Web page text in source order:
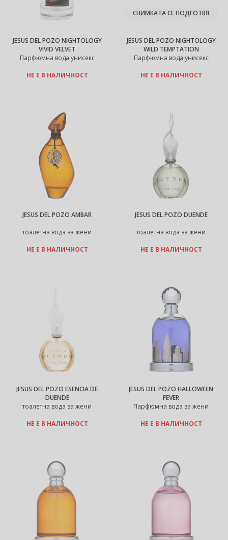
JESUS DEL POZO NIGHTOLOGY
VIVID VELVET
Парфюмна вода унисекс
НЕ Е В НАЛИЧНОСТ
JESUS DEL POZO NIGHTOLOGY
WILD TEMPTATION
Парфюмна вода унисекс
СНИМКАТА СЕ ПОДГОТВЯ
НЕ Е В НАЛИЧНОСТ
JESUS DEL POZO AMBAR
тоалетна вода за жени
НЕ Е В НАЛИЧНОСТ
JESUS DEL POZO DUENDE
тоалетна вода за жени
НЕ Е В НАЛИЧНОСТ
JESUS DEL POZO ESENCIA DE
DUENDE
тоалетна вода за жени
НЕ Е В НАЛИЧНОСТ
JESUS DEL POZO HALLOWEEN
FEVER
Парфюмна вода за жени
НЕ Е В НАЛИЧНОСТ